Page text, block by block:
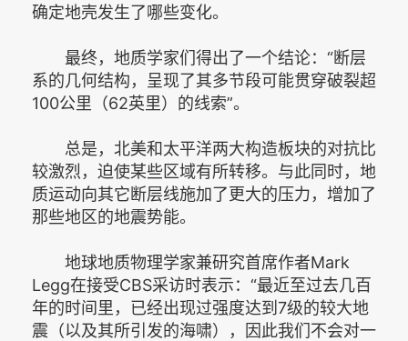
确定地壳发生了哪些变化。
最终，地质学家们得出了一个结论：“断层
系的几何结构，呈现了其多节段可能贯穿破裂超
100公里（62英里）的线索”。
总是，北美和太平洋两大构造板块的对抗比
较激烈，迫使某些区域有所转移。与此同时，地
质运动向其它断层线施加了更大的压力，增加了
那些地区的地震势能。
地球地质物理学家兼研究首席作者Mark
Legg在接受CBS采访时表示：“最近至过去几百
年的时间里，已经出现过强度达到7级的较大地
震（以及其所引发的海啸），因此我们不会对一